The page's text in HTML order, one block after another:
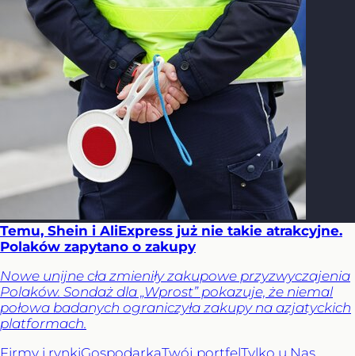
Temu, Shein i AliExpress już nie takie atrakcyjne.
Polaków zapytano o zakupy
Nowe unijne cła zmieniły zakupowe przyzwyczajenia
Polaków. Sondaż dla „Wprost” pokazuje, że niemal
połowa badanych ograniczyła zakupy na azjatyckich
platformach.
Firmy i rynkiGospodarkaTwój portfelTylko u Nas